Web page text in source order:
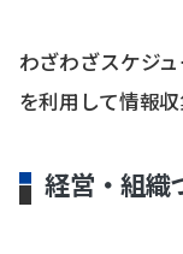
わざわざスケジ
を利用して情報収
経営・組織